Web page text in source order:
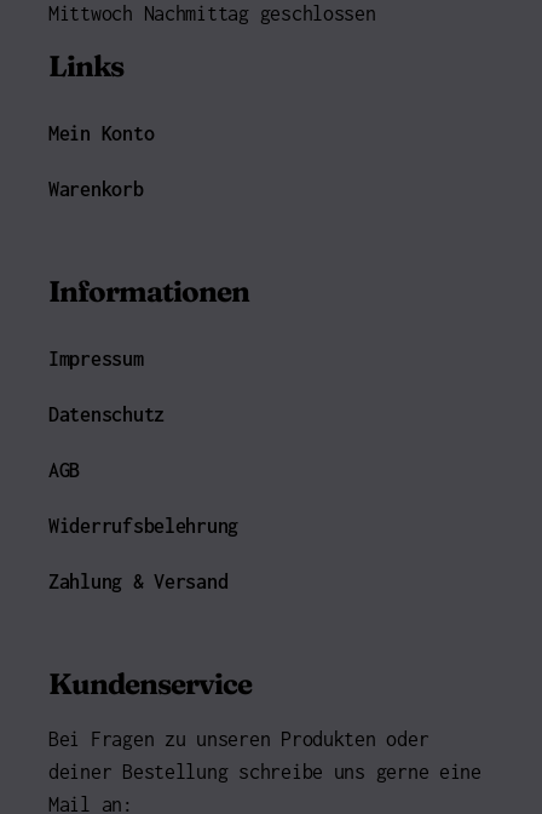
Mittwoch Nachmittag geschlossen
Links
Mein Konto
Warenkorb
Informationen
Impressum
Datenschutz
AGB
Widerrufsbelehrung
Zahlung & Versand
Kundenservice
Bei Fragen zu unseren Produkten oder
deiner Bestellung schreibe uns gerne eine
Mail an: